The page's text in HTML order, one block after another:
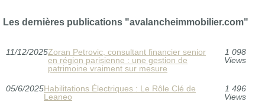
Les dernières publications "avalancheimmobilier.com"
11/12/2025Zoran Petrovic, consultant financier senior
en région parisienne : une gestion de
patrimoine vraiment sur mesure
1 098
Views
05/6/2025Habilitations Électriques : Le Rôle Clé de
Leaneo
1 496
Views